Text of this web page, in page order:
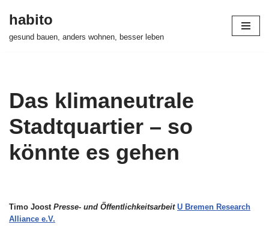
habito
gesund bauen, anders wohnen, besser leben
Das klimaneutrale
Stadtquartier – so
könnte es gehen
Timo Joost Presse- und Öffentlichkeitsarbeit U Bremen Research
Alliance e.V.